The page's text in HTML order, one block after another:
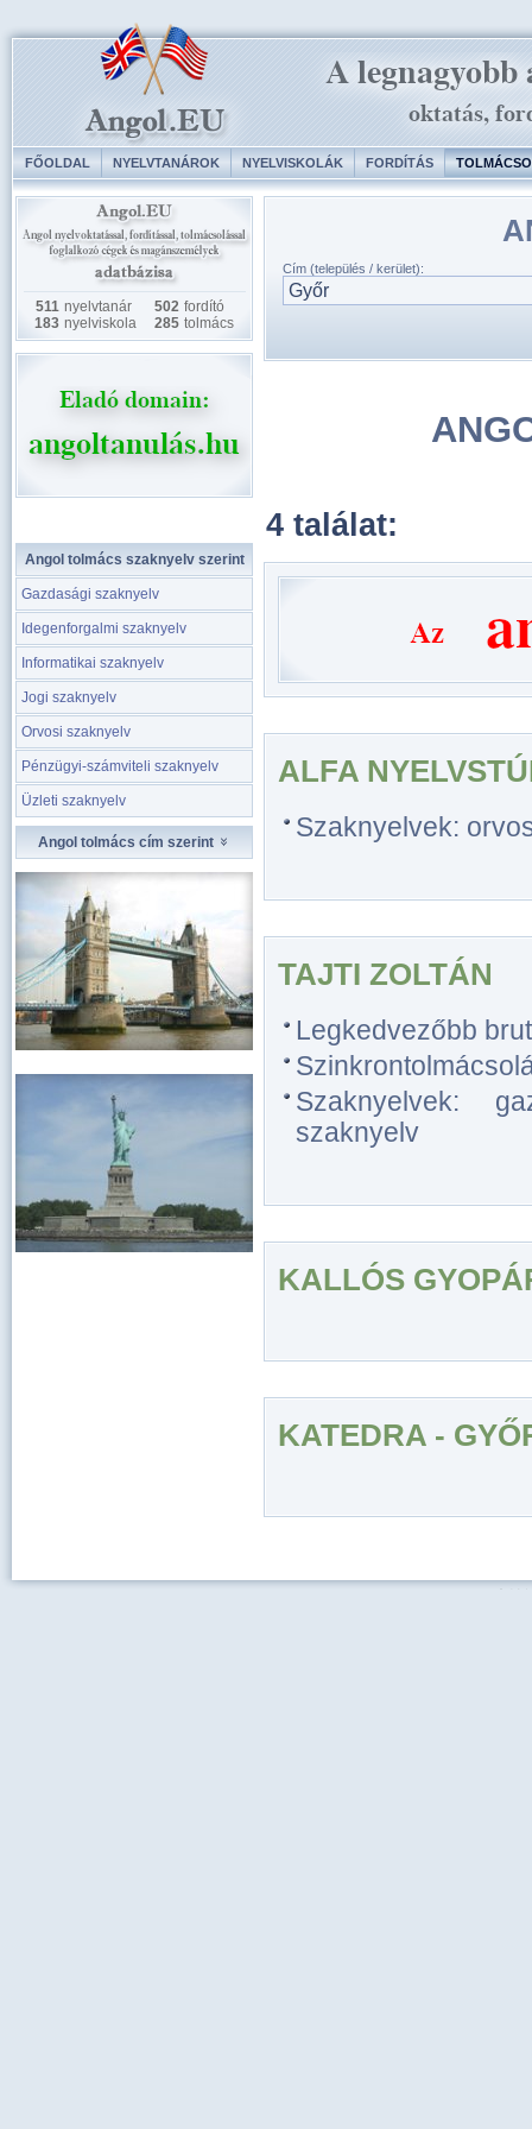
FŐOLDAL NYELVTANÁROK NYELVISKOLÁK FORDÍTÁS
511 nyelvtanár 502 fordító
183 nyelviskola 285 tolmács
Angol tolmács szaknyelv szerint
Gazdasági szaknyelv
Idegenforgalmi szaknyelv
Informatikai szaknyelv
Jogi szaknyelv
Orvosi szaknyelv
Pénzügyi-számviteli szaknyelv
Üzleti szaknyelv
Angol tolmács cím szerint
Cím (település / kerület):
4 találat:
ALFA
Szaknyelvek:
TAJTI ZOLTÁN
Legkedvezőbb
Szaknyelvek:
szaknyelv
KALLÓS
KATEDRA -